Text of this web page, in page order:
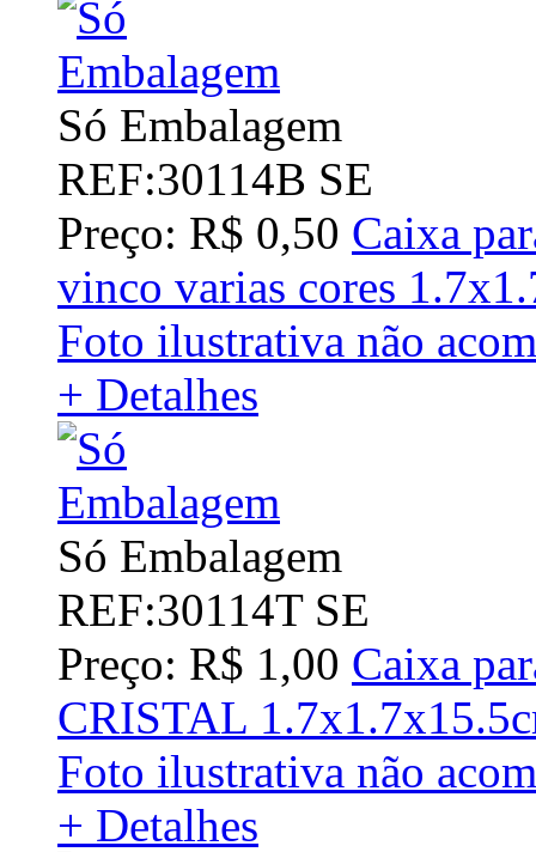
Só Embalagem
REF:30114B SE
Preço: R$ 0,50 Caixa
vinco varias cores
Foto ilustrativa não
+ Detalhes
Só Embalagem
REF:30114T SE
Preço: R$ 1,00 Caixa
CRISTAL
Foto ilustrativa não
+ Detalhes